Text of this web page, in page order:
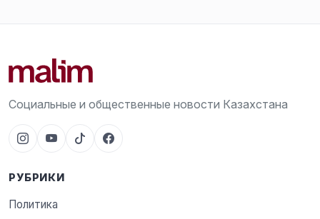
Социальные и общественные новости Казахстана
РУБРИКИ
Политика